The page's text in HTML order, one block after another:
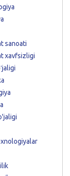
sanoati
xavfsizligi